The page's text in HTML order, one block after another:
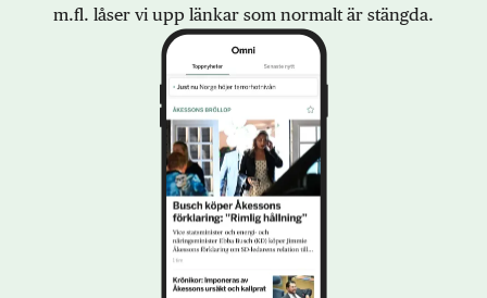
m.fl. låser vi upp länkar som normalt är stängda.